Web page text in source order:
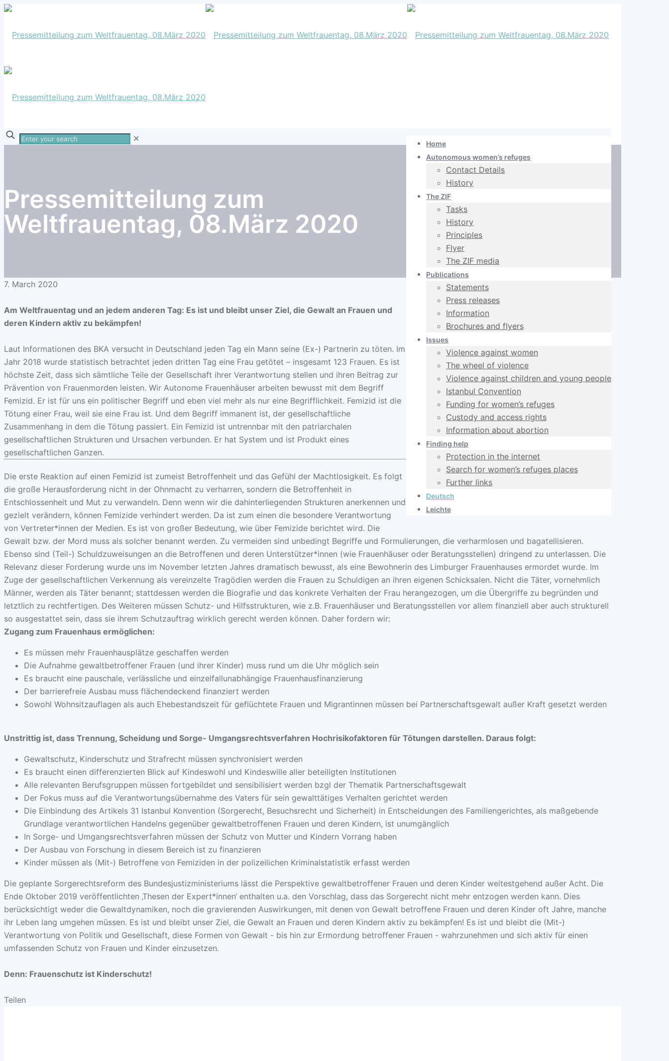
Home
Autonomous women’s refuges
Contact Details
History
The ZIF
Tasks
History
Principles
Flyer
The ZIF media
Publications
Statements
Press releases
Information
Brochures and flyers
Issues
Violence against women
The wheel of violence
Violence against children and young people
Istanbul Convention
Funding for women’s refuges
Custody and access rights
Information about abortion
Finding help
Protection in the internet
Search for women’s refuges places
Further links
Deutsch
Leichte
Enter
your
✕
Pressemitteilung zum
Weltfrauentag, 08.März 2020
7. March 2020
Am Weltfrauentag und an jedem anderen Tag: Es ist und bleibt unser Ziel, die Gewalt an Frauen und
deren Kindern aktiv zu bekämpfen!
Laut Informationen des BKA versucht in Deutschland jeden Tag ein Mann seine (Ex-) Partnerin zu töten. Im
Jahr 2018 wurde statistisch betrachtet jeden dritten Tag eine Frau getötet – insgesamt 123 Frauen. Es ist
höchste Zeit, dass sich sämtliche Teile der Gesellschaft ihrer Verantwortung stellen und ihren Beitrag zur
Prävention von Frauenmorden leisten. Wir Autonome Frauenhäuser arbeiten bewusst mit dem Begriff
Femizid. Er ist für uns ein politischer Begriff und eben viel mehr als nur eine Begrifflichkeit. Femizid ist die
Tötung einer Frau, weil sie eine Frau ist. Und dem Begriff immanent ist, der gesellschaftliche
Zusammenhang in dem die Tötung passiert. Ein Femizid ist untrennbar mit den patriarchalen
gesellschaftlichen Strukturen und Ursachen verbunden. Er hat System und ist Produkt eines
gesellschaftlichen Ganzen.
Die erste Reaktion auf einen Femizid ist zumeist Betroffenheit und das Gefühl der Machtlosigkeit. Es folgt
die große Herausforderung nicht in der Ohnmacht zu verharren, sondern die Betroffenheit in
Entschlossenheit und Mut zu verwandeln. Denn wenn wir die dahinterliegenden Strukturen anerkennen und
gezielt verändern, können Femizide verhindert werden. Da ist zum einen die besondere Verantwortung
von Vertreter*innen der Medien. Es ist von großer Bedeutung, wie über Femizide berichtet wird. Die
Gewalt bzw. der Mord muss als solcher benannt werden. Zu vermeiden sind unbedingt Begriffe und Formulierungen, die verharmlosen und bagatellisieren.
Ebenso sind (Teil-) Schuldzuweisungen an die Betroffenen und deren Unterstützer*innen (wie Frauenhäuser oder Beratungsstellen) dringend zu unterlassen. Die
Relevanz dieser Forderung wurde uns im November letzten Jahres dramatisch bewusst, als eine Bewohnerin des Limburger Frauenhauses ermordet wurde. Im
Zuge der gesellschaftlichen Verkennung als vereinzelte Tragödien werden die Frauen zu Schuldigen an ihren eigenen Schicksalen. Nicht die Täter, vornehmlich
Männer, werden als Täter benannt; stattdessen werden die Biografie und das konkrete Verhalten der Frau herangezogen, um die Übergriffe zu begründen und
letztlich zu rechtfertigen. Des Weiteren müssen Schutz- und Hilfsstrukturen, wie z.B. Frauenhäuser und Beratungsstellen vor allem finanziell aber auch strukturell
so ausgestattet sein, dass sie ihrem Schutzauftrag wirklich gerecht werden können. Daher fordern wir:
Zugang zum Frauenhaus ermöglichen:
Es müssen mehr Frauenhausplätze geschaffen werden
Die Aufnahme gewaltbetroffener Frauen (und ihrer Kinder) muss rund um die Uhr möglich sein
Es braucht eine pauschale, verlässliche und einzelfallunabhängige Frauenhausfinanzierung
Der barrierefreie Ausbau muss flächendeckend finanziert werden
Sowohl Wohnsitzauflagen als auch Ehebestandszeit für geflüchtete Frauen und Migrantinnen müssen bei Partnerschaftsgewalt außer Kraft gesetzt werden
Unstrittig ist, dass Trennung, Scheidung und Sorge- Umgangsrechtsverfahren Hochrisikofaktoren für Tötungen darstellen. Daraus folgt:
Gewaltschutz, Kinderschutz und Strafrecht müssen synchronisiert werden
Es braucht einen differenzierten Blick auf Kindeswohl und Kindeswille aller beteiligten Institutionen
Alle relevanten Berufsgruppen müssen fortgebildet und sensibilisiert werden bzgl der Thematik Partnerschaftsgewalt
Der Fokus muss auf die Verantwortungsübernahme des Vaters für sein gewalttätiges Verhalten gerichtet werden
Die Einbindung des Artikels 31 Istanbul Konvention (Sorgerecht, Besuchsrecht und Sicherheit) in Entscheidungen des Familiengerichtes, als maßgebende
Grundlage verantwortlichen Handelns gegenüber gewaltbetroffenen Frauen und deren Kindern, ist unumgänglich
In Sorge- und Umgangsrechtsverfahren müssen der Schutz von Mutter und Kindern Vorrang haben
Der Ausbau von Forschung in diesem Bereich ist zu finanzieren
Kinder müssen als (Mit-) Betroffene von Femiziden in der polizeilichen Kriminalstatistik erfasst werden
Die geplante Sorgerechtsreform des Bundesjustizministeriums lässt die Perspektive gewaltbetroffener Frauen und deren Kinder weitestgehend außer Acht. Die
Ende Oktober 2019 veröffentlichten ‚Thesen der Expert*innen‘ enthalten u.a. den Vorschlag, dass das Sorgerecht nicht mehr entzogen werden kann. Dies
berücksichtigt weder die Gewaltdynamiken, noch die gravierenden Auswirkungen, mit denen von Gewalt betroffene Frauen und deren Kinder oft Jahre, manche
ihr Leben lang umgehen müssen. Es ist und bleibt unser Ziel, die Gewalt an Frauen und deren Kindern aktiv zu bekämpfen! Es ist und bleibt die (Mit-)
Verantwortung von Politik und Gesellschaft, diese Formen von Gewalt - bis hin zur Ermordung betroffener Frauen - wahrzunehmen und sich aktiv für einen
umfassenden Schutz von Frauen und Kinder einzusetzen.
Denn: Frauenschutz ist Kinderschutz!
Teilen